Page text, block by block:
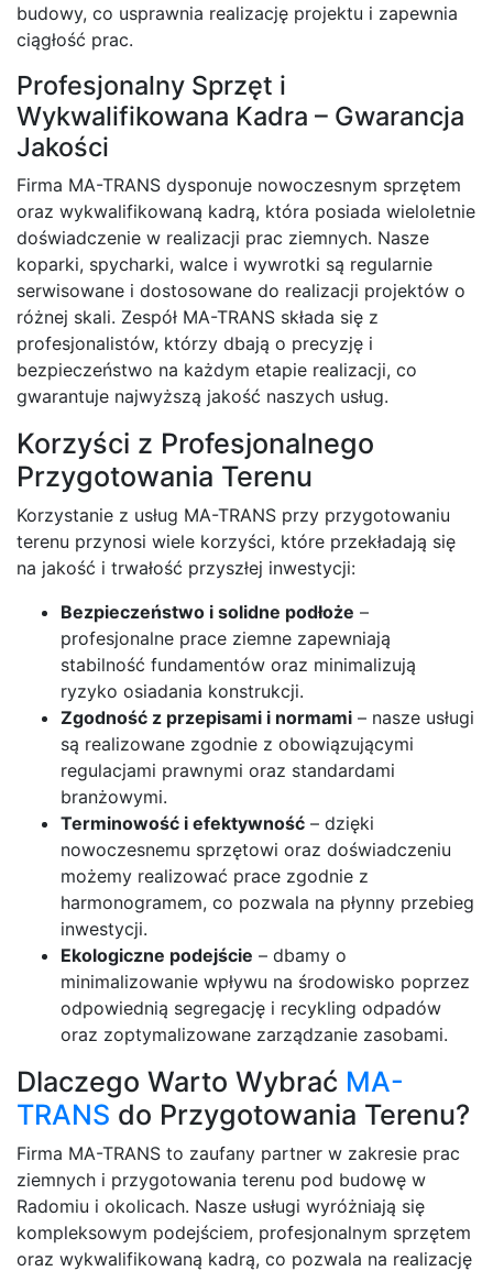
budowy, co usprawnia realizację projektu i zapewnia
ciągłość prac.
Profesjonalny Sprzęt i
Wykwalifikowana Kadra – Gwarancja
Jakości
Firma MA-TRANS dysponuje nowoczesnym sprzętem
oraz wykwalifikowaną kadrą, która posiada wieloletnie
doświadczenie w realizacji prac ziemnych. Nasze
koparki, spycharki, walce i wywrotki są regularnie
serwisowane i dostosowane do realizacji projektów o
różnej skali. Zespół MA-TRANS składa się z
profesjonalistów, którzy dbają o precyzję i
bezpieczeństwo na każdym etapie realizacji, co
gwarantuje najwyższą jakość naszych usług.
Korzyści z Profesjonalnego
Przygotowania Terenu
Korzystanie z usług MA-TRANS przy przygotowaniu
terenu przynosi wiele korzyści, które przekładają się
na jakość i trwałość przyszłej inwestycji:
Bezpieczeństwo i solidne podłoże –
profesjonalne prace ziemne zapewniają
stabilność fundamentów oraz minimalizują
ryzyko osiadania konstrukcji.
Zgodność z przepisami i normami – nasze usługi
są realizowane zgodnie z obowiązującymi
regulacjami prawnymi oraz standardami
branżowymi.
Terminowość i efektywność – dzięki
nowoczesnemu sprzętowi oraz doświadczeniu
możemy realizować prace zgodnie z
harmonogramem, co pozwala na płynny przebieg
inwestycji.
Ekologiczne podejście – dbamy o
minimalizowanie wpływu na środowisko poprzez
odpowiednią segregację i recykling odpadów
oraz zoptymalizowane zarządzanie zasobami.
Dlaczego Warto Wybrać MA-
TRANS do Przygotowania Terenu?
Firma MA-TRANS to zaufany partner w zakresie prac
ziemnych i przygotowania terenu pod budowę w
Radomiu i okolicach. Nasze usługi wyróżniają się
kompleksowym podejściem, profesjonalnym sprzętem
oraz wykwalifikowaną kadrą, co pozwala na realizację